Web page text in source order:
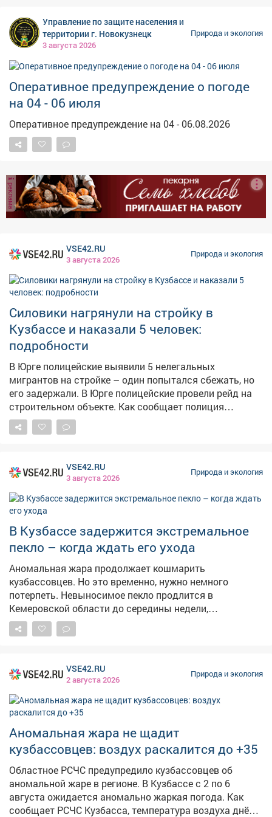
аномальная жара продлится в Кузбассе как раз до
четверга .
Управление по защите населения и
территории г. Новокузнецк
3 августа 2026
Природа и экология
Оперативное предупреждение о погоде
на 04 - 06 июля
Оперативное предупреждение на 04 - 06.08.2026
реклама
VSE42.RU
3 августа 2026
Природа и экология
Силовики нагрянули на стройку в
Кузбассе и наказали 5 человек:
подробности
В Юрге полицейские выявили 5 нелегальных
мигрантов на стройке – один попытался сбежать, но
его задержали. В Юрге полицейские провели рейд на
строительном объекте. Как сообщает полиция
Кузбасса, при проверке документов выяснилось, что 5
иностранцев работают нелегально. На них составили
попытался скрыться, но его задержали. За
неповиновение сотрудникам полиции ему также
выписали штраф – 2 тысячи рублей. Отмечается, что
решается вопрос о привлечении работодателя к
ответственности за незаконное привлечение
иностранцев к труду.
VSE42.RU
3 августа 2026
Природа и экология
В Кузбассе задержится экстремальное
пекло – когда ждать его ухода
Аномальная жара продолжает кошмарить
кузбассовцев. Но это временно, нужно немного
потерпеть. Невыносимое пекло продлится в
Кемеровской области до середины недели,
рассказали сайту VSE42.Ru в Кемеровском
гидрометцентре. – Аномально жарко будет до 6
Погоды", в Кемеровев понедельник днём воздух
раскалится до +31, в четверг дневные температуры
опустятся до +25, а в выходные до +22. Такие же
данные показывает Gismeteo. Кроме того, солнечная
погода должна смениться дождями. Ранее
сообщалось, что в августе будут температуры чуть
выше нормы .
VSE42.RU
2 августа 2026
Природа и экология
Аномальная жара не щадит
кузбассовцев: воздух раскалится до +35
Областное РСЧС предупредило кузбассовцев об
аномальной жаре в регионе. В Кузбассе с 2 по 6
августа ожидается аномально жаркая погода. Как
сообщает РСЧС Кузбасса, температура воздуха днём